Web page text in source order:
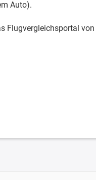
Auto).
Flugvergleichsportal von